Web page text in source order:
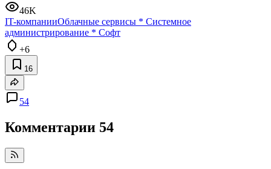
46K
IT-компанииОблачные сервисы * Системное
администрирование * Софт
+6
16
54
Комментарии 54